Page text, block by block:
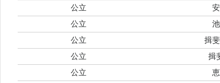
公立
公立
公立
揖
公立
揖
公立